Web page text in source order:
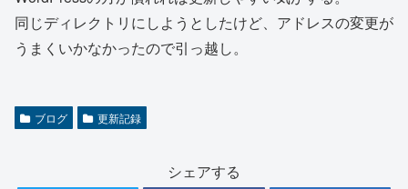
同じディレクトリにしようとしたけど、アドレスの変更が
うまくいかなかったので引っ越し。
ブログ 更新記録
シェアする